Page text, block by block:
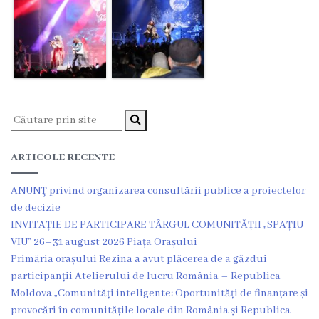
Ședința
consiliului
orășenesc
Transparență
Licitații
și
achiziții
Rapoarte
Plan
ARTICOLE RECENTE
ANUNŢ privind organizarea consultării publice a proiectelor
de decizie
INVITAȚIE DE PARTICIPARE TÂRGUL COMUNITĂȚII „SPAȚIU
VIU” 26–31 august 2026 Piața Orașului
Primăria orașului Rezina a avut plăcerea de a găzdui
participanții Atelierului de lucru România – Republica
Moldova „Comunități inteligente: Oportunități de finanțare și
provocări în comunitățile locale din România și Republica